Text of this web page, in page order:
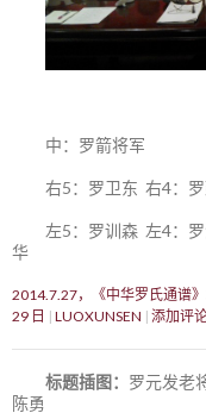
中：罗箭将军
右5：罗卫东 右4：
左5：罗训森 左4：
华
2014.7.27，《中华罗氏通谱
29 日
LUOXUNSEN 添加评
标题插图： 罗元发老
陈勇